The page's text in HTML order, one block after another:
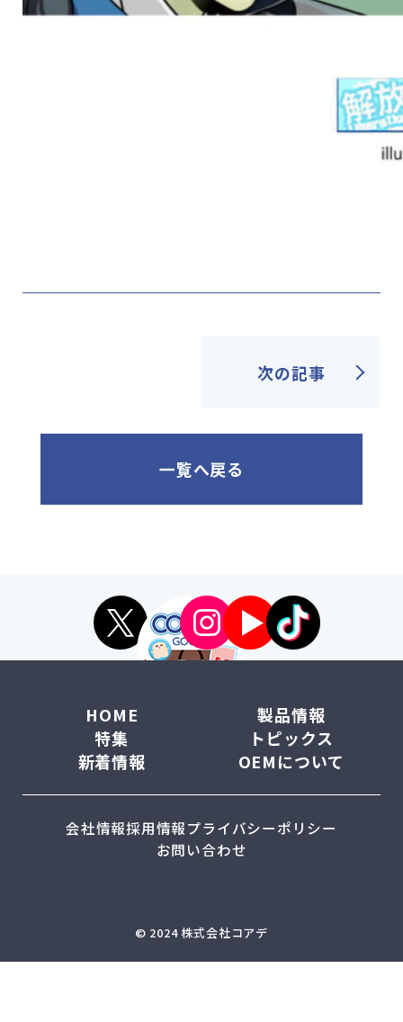
一覧へ戻る
次の記事
HOME
製品情報
特集
トピックス
新着情報
OEMについて
会社情報採用情報プライバシーポリシー
お問い合わせ
© 2024 株式会社コアデ